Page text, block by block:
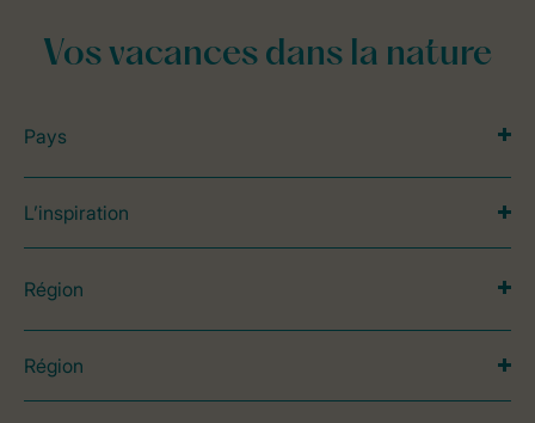
Vos vacances dans la nature
Pays
L’inspiration
Région
Région